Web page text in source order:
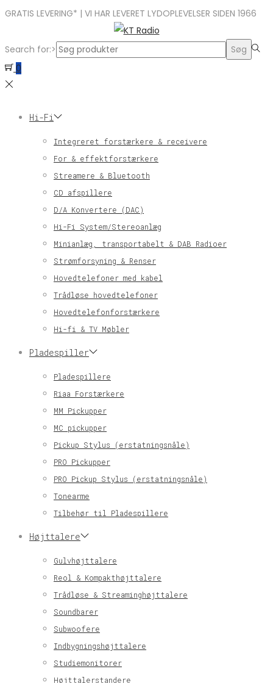
GRATIS LEVERING* | VI HAR LEVERET LYDOPLEVELSER SIDEN 1966
Search for:>
Søg
0
Hi-Fi
Integreret forstærkere & receivere
For & effektforstærkere
Streamere & Bluetooth
CD afspillere
D/A Konvertere (DAC)
Hi-Fi System/Stereoanlæg
Minianlæg, transportabelt & DAB Radioer
Strømforsyning & Renser
Hovedtelefoner med kabel
Trådløse hovedtelefoner
Hovedtelefonforstærkere
Hi-fi & TV Møbler
Pladespiller
Pladespillere
Riaa Forstærkere
MM Pickupper
MC pickupper
Pickup Stylus (erstatningsnåle)
PRO Pickupper
PRO Pickup Stylus (erstatningsnåle)
Tonearme
Tilbehør til Pladespillere
Højttalere
Gulvhøjttalere
Reol & Kompakthøjttalere
Trådløse & Streaminghøjttalere
Soundbarer
Subwoofere
Indbygningshøjttalere
Studiemonitorer
Højttalerstandere